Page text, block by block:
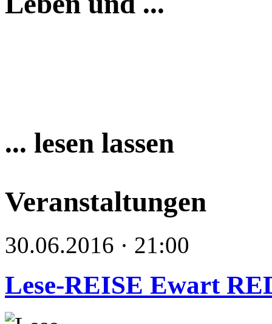
... lesen lassen
Veranstaltungen
30.06.2016 · 21:00
Lese-REISE Ewart